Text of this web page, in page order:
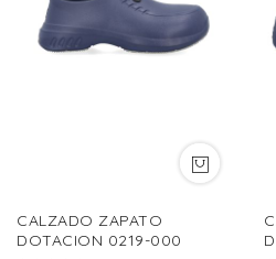
CALZADO ZAPATO
DOTACION 0219-000